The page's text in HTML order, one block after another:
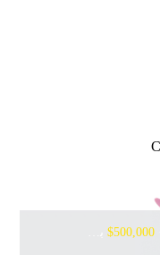
$500,000بانتظارك مع Pudgy Penguins